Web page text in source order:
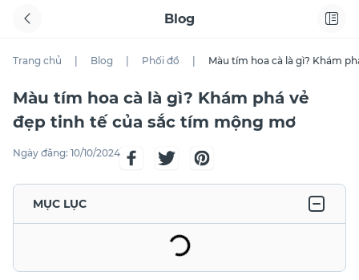
Blog
Trang chủ Blog Phối đồ Màu tím hoa cà là gì? Khám
Màu tím hoa cà là gì? Khám phá vẻ
đẹp tinh tế của sắc tím mộng mơ
Ngày đăng: 10/10/2024
MỤC LỤC